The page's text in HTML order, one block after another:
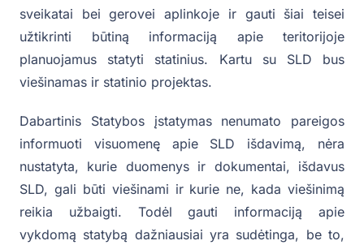
sveikatai bei gerovei aplinkoje ir gauti šiai teisei
užtikrinti būtiną informaciją apie teritorijoje
planuojamus statyti statinius. Kartu su SLD bus
viešinamas ir statinio projektas.
Dabartinis Statybos įstatymas nenumato pareigos
informuoti visuomenę apie SLD išdavimą, nėra
nustatyta, kurie duomenys ir dokumentai, išdavus
SLD, gali būti viešinami ir kurie ne, kada viešinimą
reikia užbaigti. Todėl gauti informaciją apie
vykdomą statybą dažniausiai yra sudėtinga, be to,